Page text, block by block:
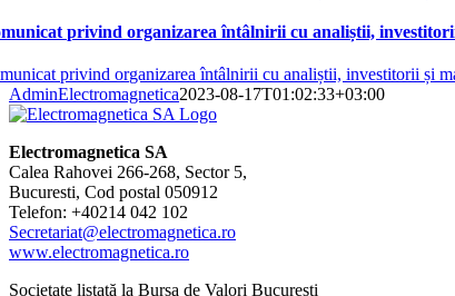
privind organizarea întâlnirii cu analiștii,
privind organizarea întâlnirii cu analiștii, investitorii și
AdminElectromagnetica2023-08-17T01:02:33+03:00
Electromagnetica SA
Calea Rahovei 266-268, Sector 5,
Bucuresti, Cod postal 050912
Telefon: +40214 042 102
Secretariat@electromagnetica.ro
www.electromagnetica.ro
Societate listată la Bursa de Valori București